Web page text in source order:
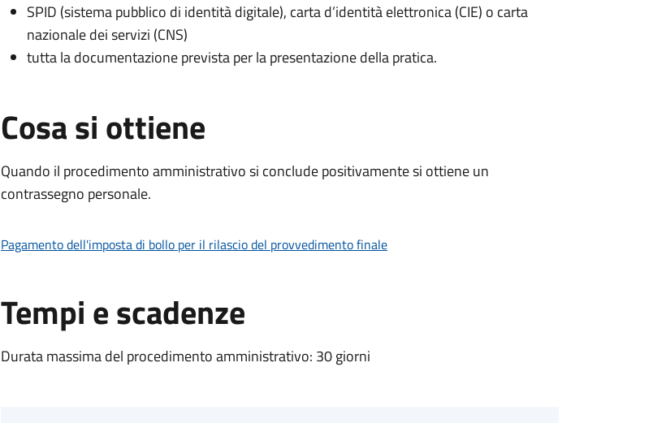
SPID (sistema pubblico di identità digitale), carta d’identità elettronica (CIE) o carta
nazionale dei servizi (CNS)
tutta la documentazione prevista per la presentazione della pratica.
Cosa si ottiene
Quando il procedimento amministrativo si conclude positivamente si ottiene un
contrassegno personale.
Pagamento dell'imposta di bollo per il rilascio del provvedimento finale
Tempi e scadenze
Durata massima del procedimento amministrativo: 30 giorni